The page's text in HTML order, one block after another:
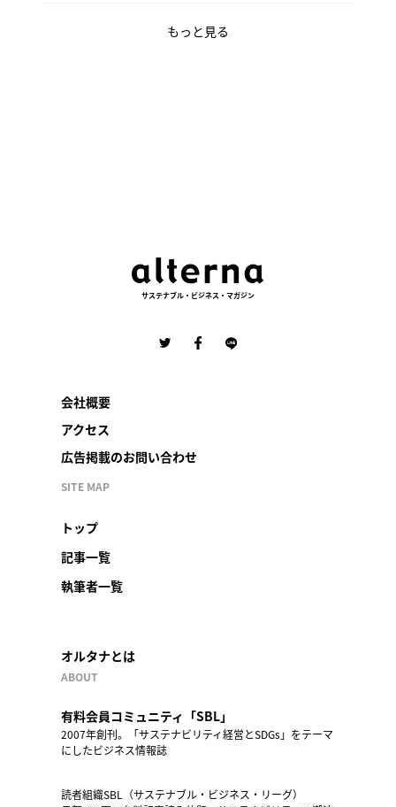
もっと見る
サステナブル・ビジネス・マガジン
会社概要
アクセス
広告掲載のお問い合わせ
SITE MAP
トップ
記事一覧
執筆者一覧
オルタナとは
ABOUT
有料会員コミュニティ「SBL」
2007年創刊。「サステナビリティ経営とSDGs」をテーマ
にしたビジネス情報誌
読者組織SBL（サステナブル・ビジネス・リーグ）